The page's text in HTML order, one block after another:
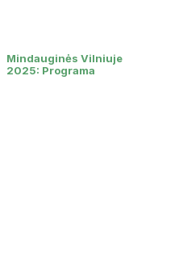
Mindauginės Vilniuje
2025: Programa